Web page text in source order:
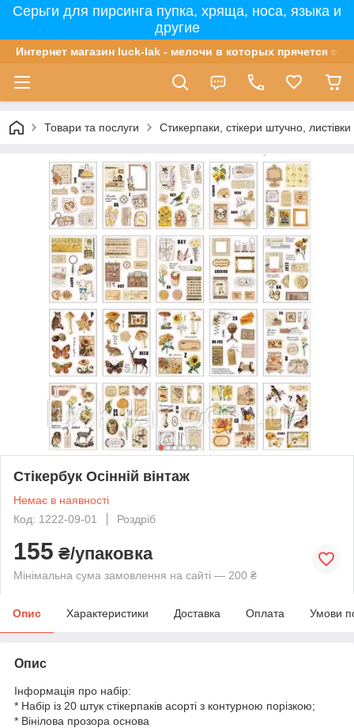
Серьги для пирсинга пупка, хряща, носа, языка и
другие
Интернет магазин luck-lak - мелочи в которых прячется
Товари та послуги Стикерпаки, стікери штучно, листівки
Стікербук Осінній вінтаж
Немає в наявності
Код: 1222-09-01
Роздріб
155 ₴/упаковка
Мінімальна сума замовлення на сайті — 200 ₴
Опис Характеристики Доставка Оплата Умови
Опис
Інформація про набір:
* Набір із 20 штук стікерпаків асорті з контурною порізкою;
* Вінілова прозора основа